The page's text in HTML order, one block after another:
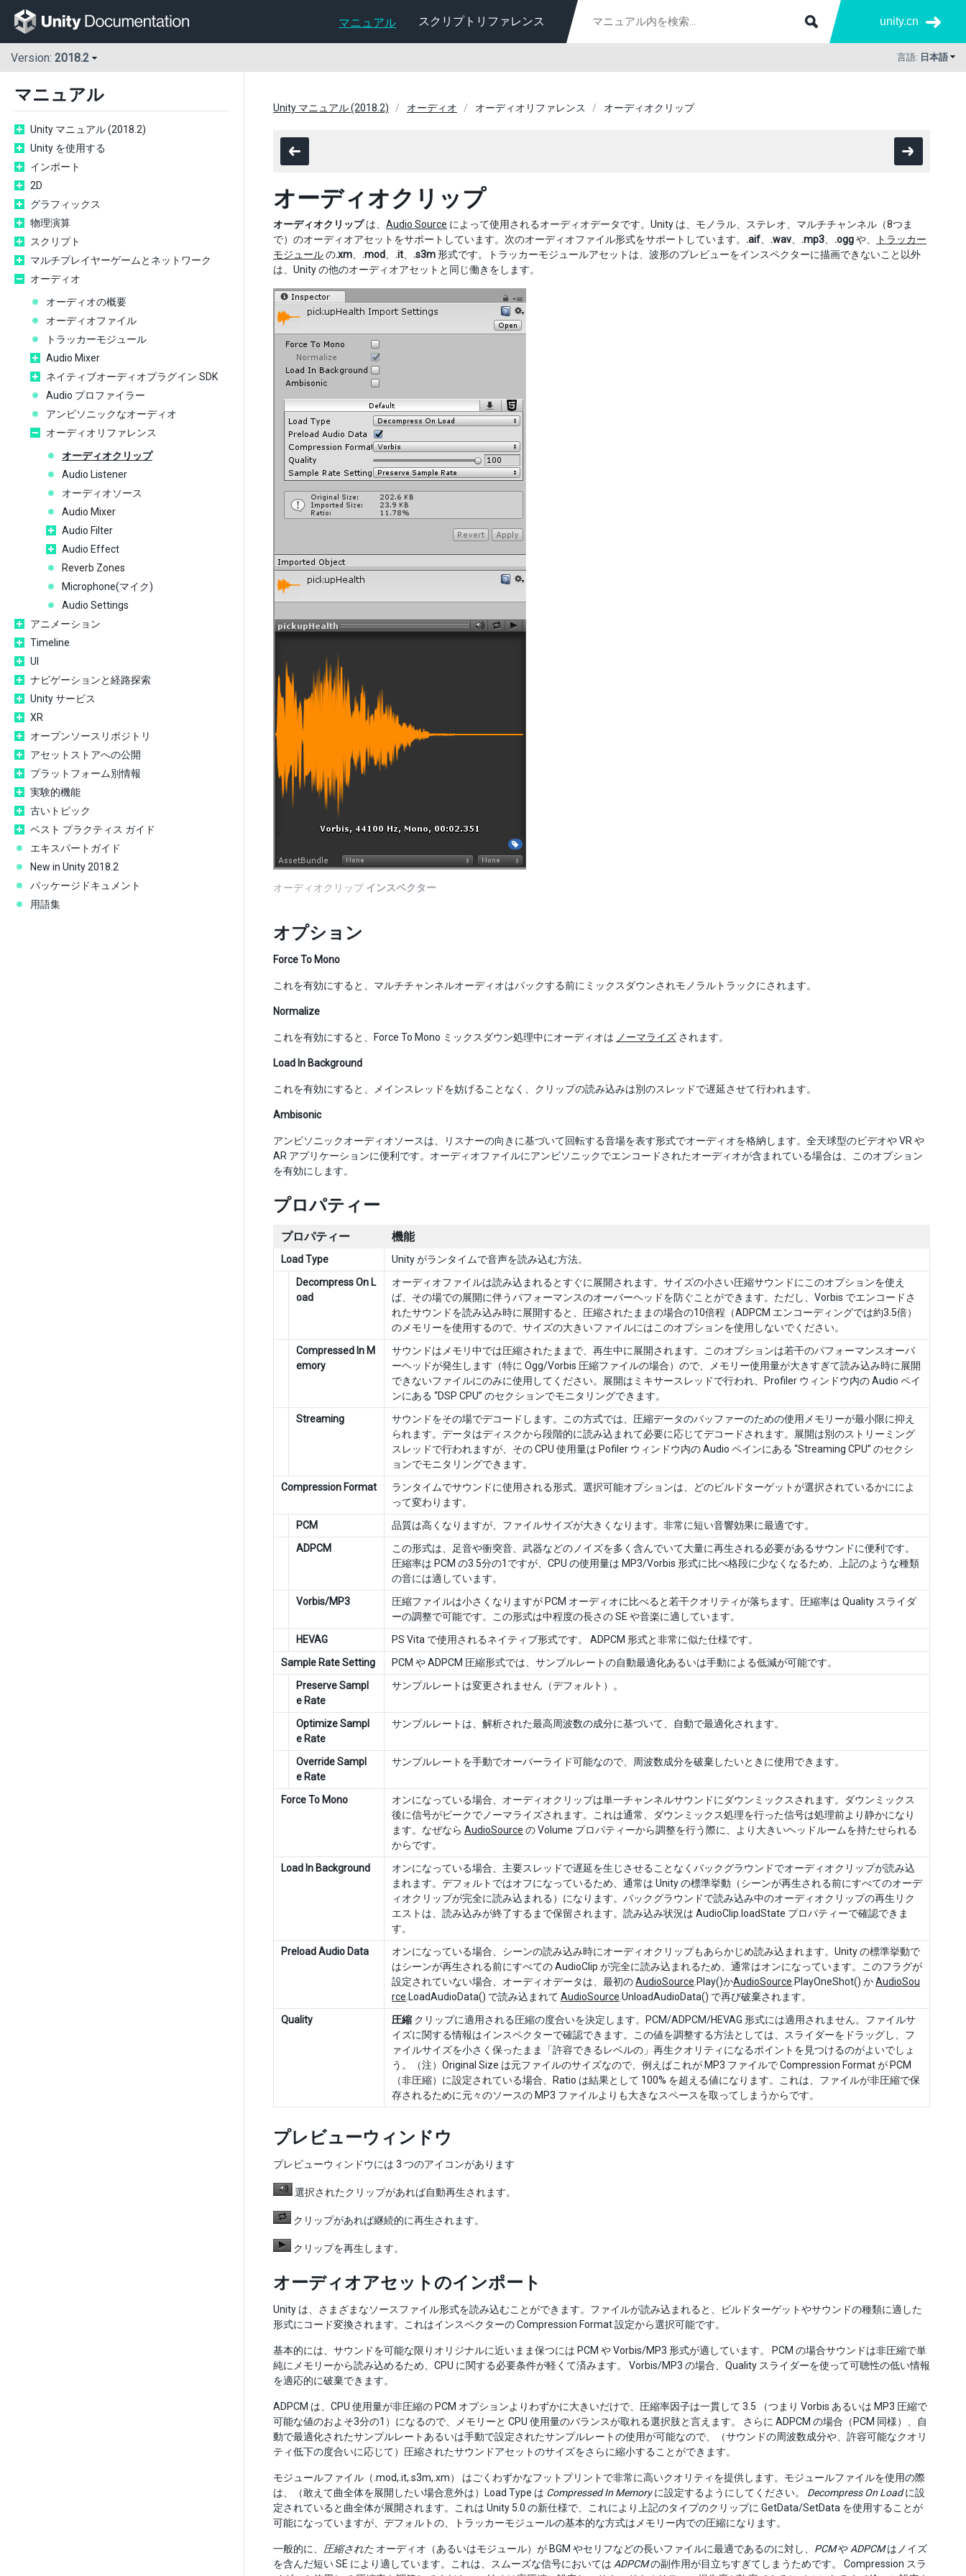
マニュアル スクリプトリファレンス unity.cn
Version: 2018.2 言語: 日本語
マニュアル
Unity マニュアル (2018.2)
Unity を使用する
インポート
2D
グラフィックス
物理演算
スクリプト
マルチプレイヤーゲームとネットワーク
オーディオ
オーディオの概要
オーディオファイル
トラッカーモジュール
Audio Mixer
ネイティブオーディオプラグイン SDK
Audio プロファイラー
アンビソニックなオーディオ
オーディオリファレンス
オーディオクリップ
Audio Listener
オーディオソース
Audio Mixer
Audio Filter
Audio Effect
Reverb Zones
Microphone(マイク)
Audio Settings
アニメーション
Timeline
UI
ナビゲーションと経路探索
Unity サービス
XR
オープンソースリポジトリ
アセットストアへの公開
プラットフォーム別情報
実験的機能
古いトピック
ベスト プラクティス ガイド
エキスパートガイド
New in Unity 2018.2
パッケージドキュメント
用語集
Unity マニュアル (2018.2) オーディオ オーディオリファレンス オーディオクリップ
オーディオクリップ
オーディオクリップは、 Audio Source によって使用されるオーディオデータです。Unity は、モノラル、ステレオ、マルチチャンネル（8つま
で）のオーディオアセットをサポートしています。次のオーディオファイル形式をサポートしています。 .aif .wav .mp3 .oggや、
トラッカー
モジュールの.xm .mod .it .s3m形式です。トラッカーモジュールアセットは、波形のプレビューをインスペクターに描画できないこと以外
は、Unity の他のオーディオアセットと同じ働きをします。
オーディオクリップインスペクター
オプション
Force To Mono
これを有効にすると、マルチチャンネルオーディオはパックする前にミックスダウンされモノラルトラックにされます。
Normalize
これを有効にすると、Force To Mono ミックスダウン処理中にオーディオは ノーマライズ されます。
Load In Background
これを有効にすると、メインスレッドを妨げることなく、クリップの読み込みは別のスレッドで遅延させて行われます。
Ambisonic
アンビソニックオーディオソースは、リスナーの向きに基づいて回転する音場を表す形式でオーディオを格納します。全天球型のビデオや VR や
AR アプリケーションに便利です。オーディオファイルにアンビソニックでエンコードされたオーディオが含まれている場合は、このオプション
を有効にします。
プロパティー
プロパティー 機能
Load Type
Unity がランタイムで音声を読み込む方法。
Decompress On L
oad
オーディオファイルは読み込まれるとすぐに展開されます。サイズの小さい圧縮サウンドにこのオプションを使え
ば、その場での展開に伴うパフォーマンスのオーバーヘッドを防ぐことができます。ただし、Vorbis でエンコードさ
れたサウンドを読み込み時に展開すると、圧縮されたままの場合の10倍程（ADPCM エンコーディングでは約3.5倍）
のメモリーを使用するので、サイズの大きいファイルにはこのオプションを使用しないでください。
Compressed In M
emory
サウンドはメモリ中では圧縮されたままで、再生中に展開されます。このオプションは若干のパフォーマンスオーバ
ーヘッドが発生します（特に Ogg/Vorbis 圧縮ファイルの場合）ので、メモリー使用量が大きすぎて読み込み時に展開
できないファイルにのみに使用してください。展開はミキサースレッドで行われ、Profiler ウィンドウ内の Audio ペイ
ンにある “DSP CPU” のセクションでモニタリングできます。
Streaming
サウンドをその場でデコードします。この方式では、圧縮データのバッファーのための使用メモリーが最小限に抑え
られます。データはディスクから段階的に読み込まれて必要に応じてデコードされます。展開は別のストリーミング
スレッドで行われますが、その CPU 使用量は Pofiler ウィンドウ内の Audio ペインにある “Streaming CPU” のセクシ
ョンでモニタリングできます。
Compression Format
ランタイムでサウンドに使用される形式。選択可能オプションは、どのビルドターゲットが選択されているかにによ
って変わります。
PCM
品質は高くなりますが、ファイルサイズが大きくなります。非常に短い音響効果に最適です。
ADPCM
この形式は、足音や衝突音、武器などのノイズを多く含んでいて大量に再生される必要があるサウンドに便利です。
圧縮率は PCM の3.5分の1ですが、CPU の使用量は MP3/Vorbis 形式に比べ格段に少なくなるため、上記のような種類
の音には適しています。
Vorbis/MP3
圧縮ファイルは小さくなりますが PCM オーディオに比べると若干クオリティが落ちます。圧縮率は Quality スライダ
ーの調整で可能です。この形式は中程度の長さの SE や音楽に適しています。
HEVAG
PS Vita で使用されるネイティブ形式です。 ADPCM 形式と非常に似た仕様です。
Sample Rate Setting
PCM や ADPCM 圧縮形式では、サンプルレートの自動最適化あるいは手動による低減が可能です。
Preserve Sampl
e Rate
サンプルレートは変更されません（デフォルト）。
Optimize Sampl
e Rate
サンプルレートは、解析された最高周波数の成分に基づいて、自動で最適化されます。
Override Sampl
e Rate
サンプルレートを手動でオーバーライド可能なので、周波数成分を破棄したいときに使用できます。
Force To Mono
オンになっている場合、オーディオクリップは単一チャンネルサウンドにダウンミックスされます。ダウンミックス
後に信号がピークでノーマライズされます。これは通常、ダウンミックス処理を行った信号は処理前より静かになり
ます。なぜなら AudioSource の Volume プロパティーから調整を行う際に、より大きいヘッドルームを持たせられる
からです。
Load In Background
オンになっている場合、主要スレッドで遅延を生じさせることなくバックグラウンドでオーディオクリップが読み込
まれます。デフォルトではオフになっているため、通常は Unity の標準挙動（シーンが再生される前にすべてのオーデ
ィオクリップが完全に読み込まれる）になります。バックグラウンドで読み込み中のオーディオクリップの再生リク
エストは、読み込みが終了するまで保留されます。読み込み状況は AudioClip.loadState プロパティーで確認できま
す。
Preload Audio Data
オンになっている場合、シーンの読み込み時にオーディオクリップもあらかじめ読み込まれます。Unity の標準挙動で
はシーンが再生される前にすべての AudioClip が完全に読み込まれるため、通常はオンになっています。このフラグが
設定されていない場合、オーディオデータは、最初のAudioSource .Play()かAudioSource .PlayOneShot() かAudioSou
rce .LoadAudioData() で読み込まれて AudioSource .UnloadAudioData() で再び破棄されます。
Quality
圧縮 クリップに適用される圧縮の度合いを決定します。PCM/ADPCM/HEVAG 形式には適用されません。ファイルサ
イズに関する情報はインスペクターで確認できます。この値を調整する方法としては、スライダーをドラッグし、フ
ァイルサイズを小さく保ったまま「許容できるレベルの」再生クオリティになるポイントを見つけるのがよいでしょ
う。（注）Original Size は元ファイルのサイズなので、例えばこれが MP3 ファイルで Compression Format が PCM
（非圧縮）に設定されている場合、Ratio は結果として 100% を超える値になります。これは、ファイルが非圧縮で保
存されるために元々のソースの MP3 ファイルよりも大きなスペースを取ってしまうからです。
プレビューウィンドウ
プレビューウィンドウには 3 つのアイコンがあります
選択されたクリップがあれば自動再生されます。
クリップがあれば継続的に再生されます。
クリップを再生します。
オーディオアセットのインポート
Unity は、さまざまなソースファイル形式を読み込むことができます。ファイルが読み込まれると、ビルドターゲットやサウンドの種類に適した
形式にコード変換されます。これはインスペクターの Compression Format 設定から選択可能です。
基本的には、サウンドを可能な限りオリジナルに近いまま保つには PCM や Vorbis/MP3 形式が適しています。 PCM の場合サウンドは非圧縮で単
純にメモリーから読み込めるため、CPU に関する必要条件が軽くて済みます。 Vorbis/MP3 の場合、Quality スライダーを使って可聴性の低い情報
を適応的に破棄できます。
ADPCM は、CPU 使用量が非圧縮の PCM オプションよりわずかに大きいだけで、圧縮率因子は一貫して 3.5 （つまり Vorbis あるいは MP3 圧縮で
可能な値のおよそ3分の1）になるので、メモリーと CPU 使用量のバランスが取れる選択肢と言えます。 さらに ADPCM の場合（PCM 同様）、自
動で最適化されたサンプルレートあるいは手動で設定されたサンプルレートの使用が可能なので、（サウンドの周波数成分や、許容可能なクオリ
ティ低下の度合いに応じて）圧縮されたサウンドアセットのサイズをさらに縮小することができます。
モジュールファイル（.mod,.it,.s3m,.xm） はごくわずかなフットプリントで非常に高いクオリティを提供します。モジュールファイルを使用の際
は、（敢えて曲全体を展開したい場合意外は）Load Type は Compressed In Memoryに設定するようにしてください。 Decompress On Loadに設
定されていると曲全体が展開されます。これは Unity 5.0 の新仕様で、これにより上記のタイプのクリップに GetData/SetData を使用することが
可能になっていますが、デフォルトの、トラッカーモジュールの基本的な方式はメモリー内での圧縮になります。
一般的に、 圧縮された オーディオ（あるいはモジュール）が BGM やセリフなどの長いファイルに最適であるのに対し、 PCMや ADPCMはノイズ
を含んだ短い SE により適しています。これは、スムーズな信号においては ADPCMの副作用が目立ちすぎてしまうためです。 Compression スラ